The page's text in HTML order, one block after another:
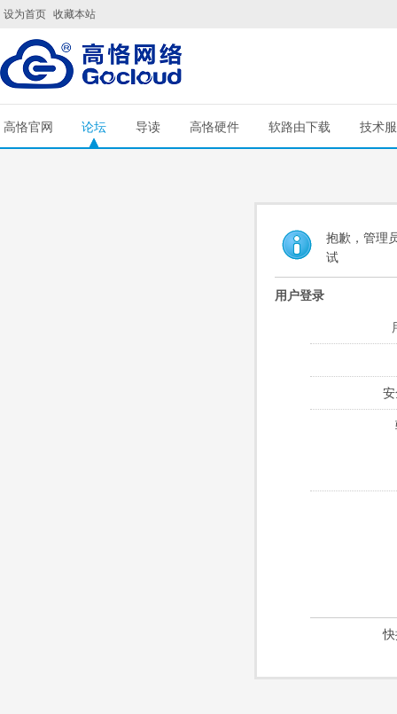
设为首页 收藏本站
高恪官网 论坛 导读 高恪硬件 软路由下载 技术
抱歉，管理
试
用户登录